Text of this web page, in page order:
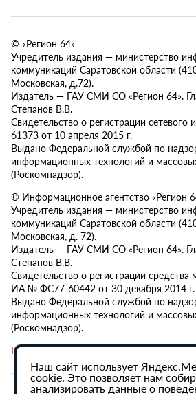
© «Регион 64»
Учредитель издания — министерство
коммуникаций Саратовской области
Московская, д.72).
Издатель — ГАУ СМИ СО «Регион 64».
Степанов В.В.
Свидетельство о регистрации
61373 от 10 апреля 2015 г.
Выдано Федеральной службой по
информационных технологий и
(Роскомнадзор).
© Информационное агентство «Регион
Учредитель издания — министерство
коммуникаций Саратовской области
Московская, д. 72).
Издатель — ГАУ СМИ СО «Регион 64».
Степанов В.В.
Свидетельство о регистрации
ИА № ФС77-60442 от 30 декабря 2014 г.
Выдано Федеральной службой по
информационных технологий и
(Роскомнадзор).
Политика в отношении обработки
Наш сайт использует
cookie. Это позволяет нам
анализировать данные о